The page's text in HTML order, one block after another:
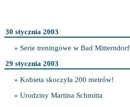
30 stycznia 2003
» Serie treningowe w Bad Mitterndorf
29 stycznia 2003
» Kobieta skoczyła 200 metrów!
» Urodziny Martina Schmitta